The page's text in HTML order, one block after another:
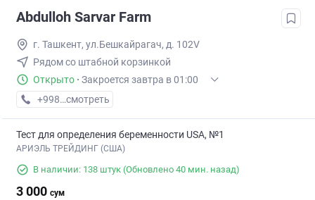
Abdulloh Sarvar Farm
г. Ташкент, ул.Бешкайрагач, д. 102V
Рядом со штабной корзинкой
Открыто · Закроется завтра в 01:00
+998 (97) XXX-XX-XX
смотреть
Тест для определения беременности USA, №1
АРИЭЛЬ ТРЕЙДИНГ (США)
В наличии: 138 штук (Обновлено 40 мин. назад)
3 000 сум